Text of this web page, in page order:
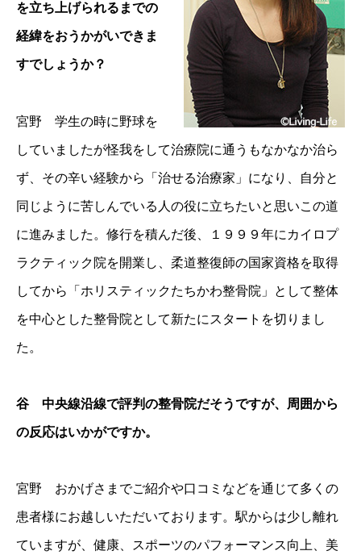
を立ち上げられるまでの
経緯をおうかがいできま
すでしょうか？
宮野 学生の時に野球を
していましたが怪我をして治療院に通うもなかなか治ら
ず、その辛い経験から「治せる治療家」になり、自分と
同じように苦しんでいる人の役に立ちたいと思いこの道
に進みました。修行を積んだ後、１９９９年にカイロプ
ラクティック院を開業し、柔道整復師の国家資格を取得
してから「ホリスティックたちかわ整骨院」として整体
を中心とした整骨院として新たにスタートを切りまし
た。
谷 中央線沿線で評判の整骨院だそうですが、周囲から
の反応はいかがですか。
宮野 おかげさまでご紹介や口コミなどを通じて多くの
患者様にお越しいただいております。駅からは少し離れ
ていますが、健康、スポーツのパフォーマンス向上、美